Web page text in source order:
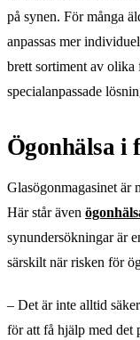
på synen. För många
anpassas mer
brett sortiment av olika
specialanpassade
Ögonhälsa i
Glasögonmagasinet är
Här står även
synundersökningar är
särskilt när risken för
– Det är inte alltid
för att få hjälp med det